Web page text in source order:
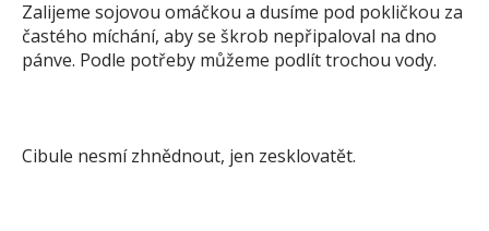
Zalijeme sojovou omáčkou a dusíme pod pokličkou za
častého míchání, aby se škrob nepřipaloval na dno
pánve. Podle potřeby můžeme podlít trochou vody.
Cibule nesmí zhnědnout, jen zesklovatět.